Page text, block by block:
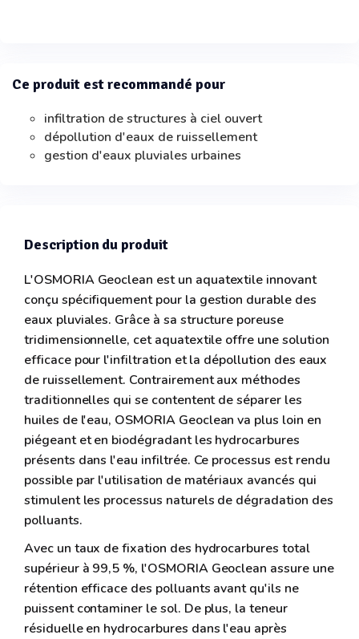
Ce produit est recommandé pour
infiltration de structures à ciel ouvert
dépollution d'eaux de ruissellement
gestion d'eaux pluviales urbaines
Description du produit
L'OSMORIA Geoclean est un aquatextile innovant
conçu spécifiquement pour la gestion durable des
eaux pluviales. Grâce à sa structure poreuse
tridimensionnelle, cet aquatextile offre une solution
efficace pour l'infiltration et la dépollution des eaux
de ruissellement. Contrairement aux méthodes
traditionnelles qui se contentent de séparer les
huiles de l'eau, OSMORIA Geoclean va plus loin en
piégeant et en biodégradant les hydrocarbures
présents dans l'eau infiltrée. Ce processus est rendu
possible par l'utilisation de matériaux avancés qui
stimulent les processus naturels de dégradation des
polluants.
Avec un taux de fixation des hydrocarbures total
supérieur à 99,5 %, l'OSMORIA Geoclean assure une
rétention efficace des polluants avant qu'ils ne
puissent contaminer le sol. De plus, la teneur
résiduelle en hydrocarbures dans l'eau après